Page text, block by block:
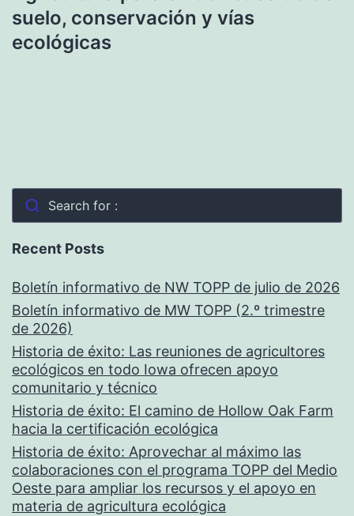
suelo, conservación y vías
ecológicas
Search for :
Recent Posts
Boletín informativo de NW TOPP de julio de 2026
Boletín informativo de MW TOPP (2.º trimestre
de 2026)
Historia de éxito: Las reuniones de agricultores
ecológicos en todo Iowa ofrecen apoyo
comunitario y técnico
Historia de éxito: El camino de Hollow Oak Farm
hacia la certificación ecológica
Historia de éxito: Aprovechar al máximo las
colaboraciones con el programa TOPP del Medio
Oeste para ampliar los recursos y el apoyo en
materia de agricultura ecológica